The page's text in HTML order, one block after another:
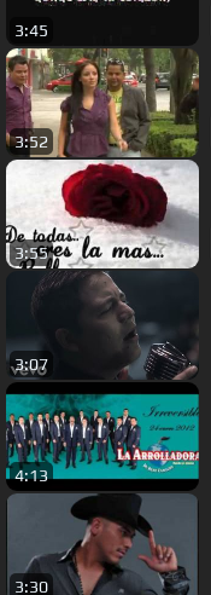
3:45
3:52
3:55
3:07
4:13
3:30